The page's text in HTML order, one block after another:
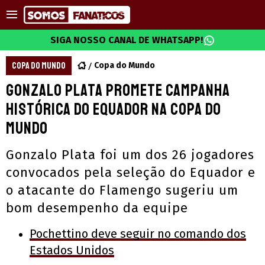
SIGA NOSSO CANAL DE WHATSAPP!
COPA DO MUNDO Copa do Mundo
Gonzalo Plata promete campanha
histórica do Equador na Copa do
Mundo
Gonzalo Plata foi um dos 26 jogadores
convocados pela seleção do Equador e
o atacante do Flamengo sugeriu um
bom desempenho da equipe
Pochettino deve seguir no comando dos
Estados Unidos